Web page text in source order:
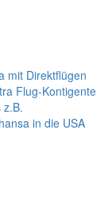
mit Direktflügen
Flug-Kontigente
z.B.
in die USA